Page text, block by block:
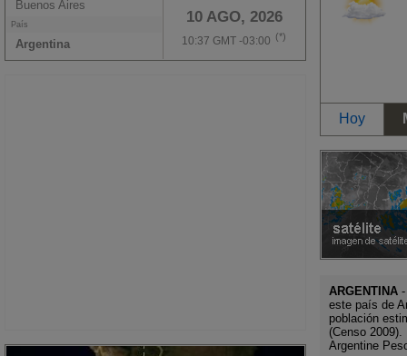
10 AGO, 2026
10:37 GMT -03:00 (*)
Buenos Aires
País
Argentina
Hoy
ARGENTINA
este país de
población
(Censo
Argentine